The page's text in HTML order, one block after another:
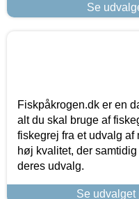
Se
Fiskpåkrogen.dk er en
alt du skal bruge af
fiskegrej fra et udvalg
høj kvalitet, der
deres udvalg.
Se udvalget